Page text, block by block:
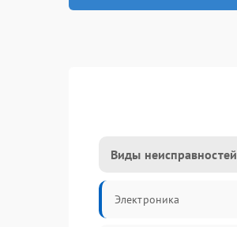
Виды неисправностей
Электроника